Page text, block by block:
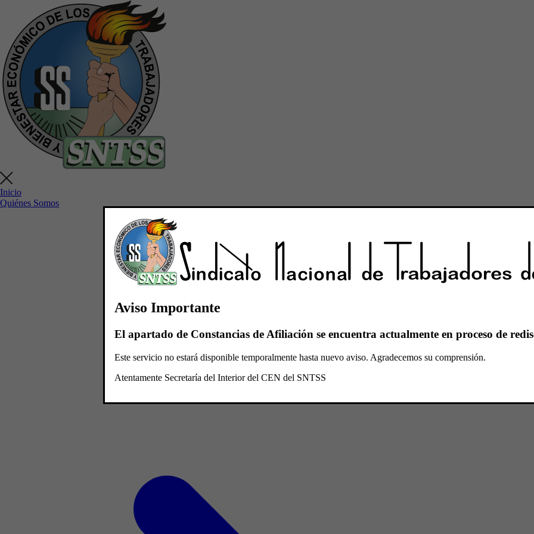
Inicio
Quiénes Somos
Aviso Importante
El apartado de Constancias de Afiliación se encuentra actualmente en proceso de
Este servicio no estará disponible temporalmente hasta nuevo aviso. Agradecemos su comprensión.
Atentamente Secretaría del Interior del CEN del SNTSS